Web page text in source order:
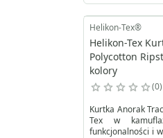
Helikon-Tex®
Helikon-Tex
Polycotton
kolory
0
Kurtka Anorak
Tex w
funkcjonalności i